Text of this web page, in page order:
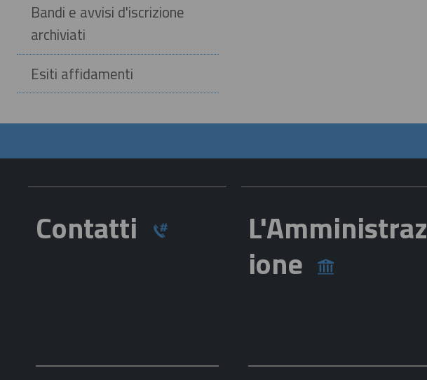
Bandi e avvisi d'iscrizione
archiviati
Esiti affidamenti
Contatti
L'Amministraz
ione